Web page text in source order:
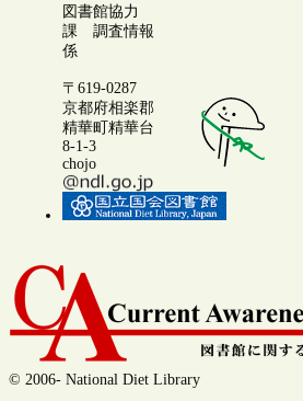
図書館協力
課 調査情報
係
〒619-0287
京都府相楽郡
精華町精華台
8-1-3
chojo
© 2006- National Diet Library